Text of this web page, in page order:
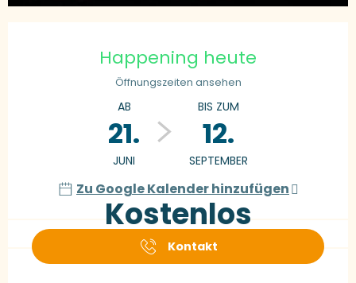
Happening heute
Öffnungszeiten ansehen
AB
21.
JUNI
BIS ZUM
12.
SEPTEMBER
Zu Google Kalender hinzufügen
Kostenlos
Kontakt